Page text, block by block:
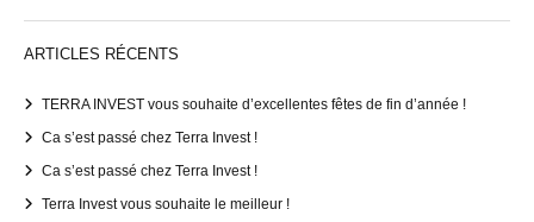
ARTICLES RÉCENTS
TERRA INVEST vous souhaite d’excellentes fêtes de fin d’année !
Ca s’est passé chez Terra Invest !
Ca s’est passé chez Terra Invest !
Terra Invest vous souhaite le meilleur !